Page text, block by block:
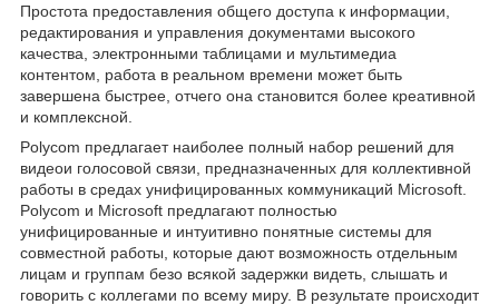
Простота предоставления общего доступа к информации,
редактирования и управления документами высокого
качества, электронными таблицами и мультимедиа
контентом, работа в реальном времени может быть
завершена быстрее, отчего она становится более креативной
и комплексной.
Polycom предлагает наиболее полный набор решений для
видеои голосовой связи, предназначенных для коллективной
работы в средах унифицированных коммуникаций Microsoft.
Polycom и Microsoft предлагают полностью
унифицированные и интуитивно понятные системы для
совместной работы, которые дают возможность отдельным
лицам и группам безо всякой задержки видеть, слышать и
говорить с коллегами по всему миру. В результате происходит